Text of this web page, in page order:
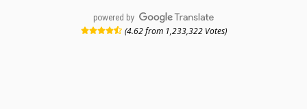
powered by
(4.62 from 1,233,322 Votes)